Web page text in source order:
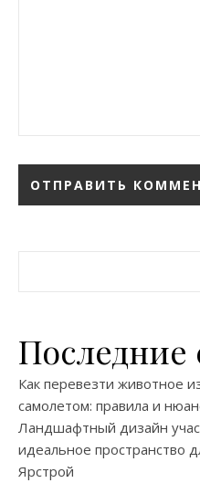
Последние
Как перевезти животное
самолетом: правила и
Ландшафтный дизайн
идеальное пространство
Ярстрой